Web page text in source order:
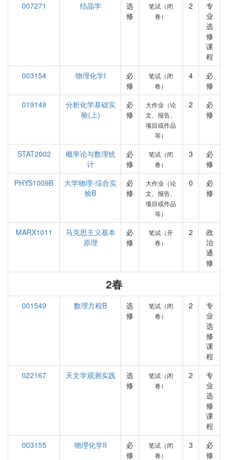
007271
结晶学
选
修
笔试（闭
卷）
2
专
业
选
修
课
程
003154
物理化学I
必
修
笔试（闭
卷）
4
必
修
019149
分析化学基础实
验(上)
必
修
大作业（论
文、报告、
项目或作品
等）
2
必
修
STAT2002
概率论与数理统
计
必
修
笔试（闭
卷）
3
必
修
PHYS1009B
大学物理-综合实
验B
必
修
大作业（论
文、报告、
项目或作品
等）
0
必
修
MARX1011
马克思主义基本
原理
必
修
笔试（开
卷）
2
政
治
通
修
2春
001549 数理方程B
选
修
笔试（闭
卷）
2
专
业
选
修
课
程
022167
天文学观测实践
选
修
笔试（闭
卷）
2
专
业
选
修
课
程
003155
物理化学II
必
修
笔试（闭
卷）
3
必
修